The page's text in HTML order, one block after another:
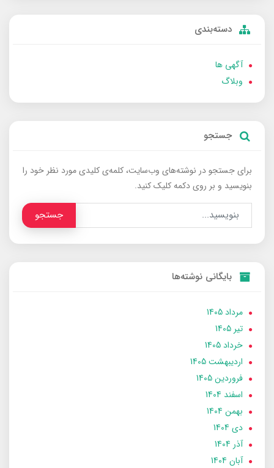
دسته‌بندی
آگهی ها
وبلاگ
جستجو
برای جستجو در نوشته‌های وب‌سایت، کلمه‌ی کلیدی مورد نظر خود را
بنویسید و بر روی دکمه کلیک کنید.
جستجو
بایگانی نوشته‌ها
مرداد 1405
تير 1405
خرداد 1405
ارديبهشت 1405
فروردین 1405
اسفند 1404
بهمن 1404
دی 1404
آذر 1404
آبان 1404